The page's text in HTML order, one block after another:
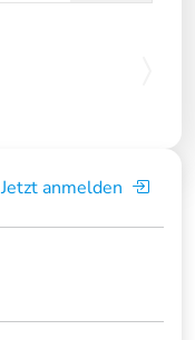
Jetzt anmelden